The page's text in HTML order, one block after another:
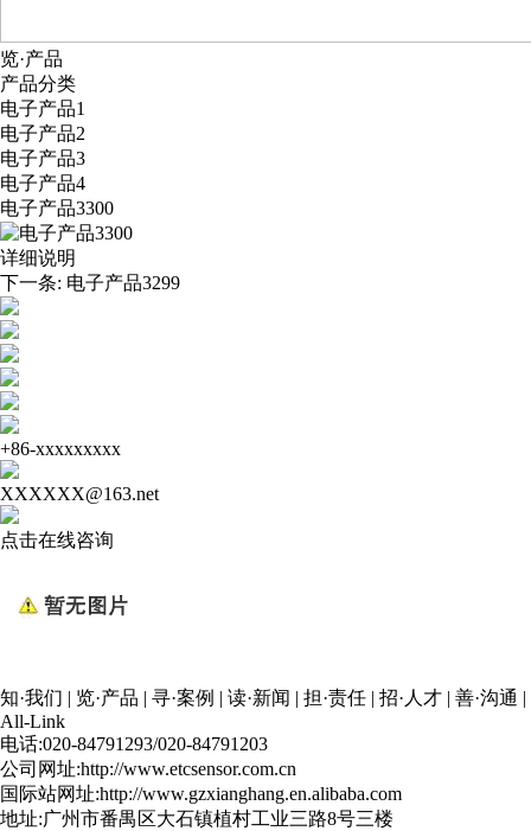
览·产品
产品分类
电子产品1
电子产品2
电子产品3
电子产品4
电子产品3300
详细说明
下一条: 电子产品3299
+86-xxxxxxxxx
XXXXXX@163.net
点击在线咨询
知·我们 | 览·产品 | 寻·案例 | 读·新闻 | 担·责任 | 招·人才 | 善·沟通 |
All-Link
电话:020-84791293/020-84791203
公司网址:http://www.etcsensor.com.cn
国际站网址:http://www.gzxianghang.en.alibaba.com
地址:广州市番禺区大石镇植村工业三路8号三楼